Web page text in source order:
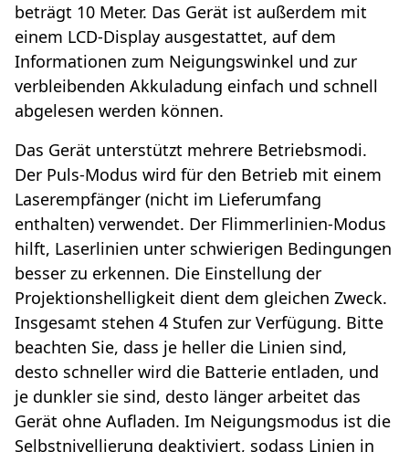
beträgt 10 Meter. Das Gerät ist außerdem mit
einem LCD-Display ausgestattet, auf dem
Informationen zum Neigungswinkel und zur
verbleibenden Akkuladung einfach und schnell
abgelesen werden können.
Das Gerät unterstützt mehrere Betriebsmodi.
Der Puls-Modus wird für den Betrieb mit einem
Laserempfänger (nicht im Lieferumfang
enthalten) verwendet. Der Flimmerlinien-Modus
hilft, Laserlinien unter schwierigen Bedingungen
besser zu erkennen. Die Einstellung der
Projektionshelligkeit dient dem gleichen Zweck.
Insgesamt stehen 4 Stufen zur Verfügung. Bitte
beachten Sie, dass je heller die Linien sind,
desto schneller wird die Batterie entladen, und
je dunkler sie sind, desto länger arbeitet das
Gerät ohne Aufladen. Im Neigungsmodus ist die
Selbstnivellierung deaktiviert, sodass Linien in